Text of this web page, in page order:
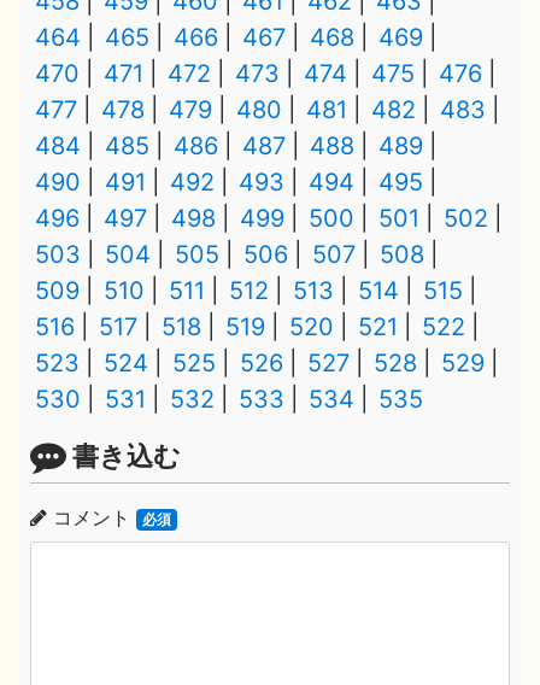
464
465 466 467 468
469
470
471 472 473 474 475
476
477
478 479 480 481 482
483
484
485 486 487 488
489
490
491 492 493 494
495
496
497 498 499 500 501
502
503
504 505 506 507
508
509
510 511 512 513 514
515
516
517 518 519 520 521
522
523
524 525 526 527 528
529
530
531 532 533 534 535
書き込む
コメント 必須